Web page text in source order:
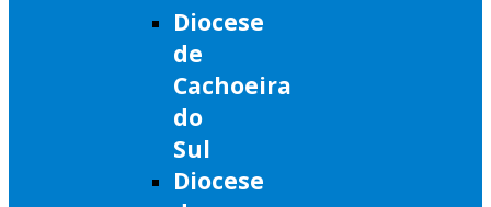
Diocese
de
Cachoeira
do
Sul
Diocese